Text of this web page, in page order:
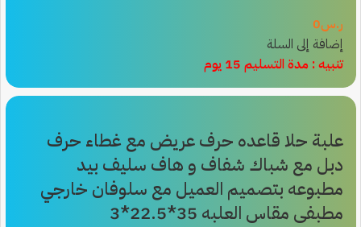
ر.س0
إضافة إلى السلة
تنبيه : مدة التسليم 15 يوم
علبة حلا قاعده حرف عريض مع غطاء حرف
دبل مع شباك شفاف و هاف سليف بيد
مطبوعه بتصميم العميل مع سلوفان خارجي
مطبفى مقاس العلبه 35*22.5*3